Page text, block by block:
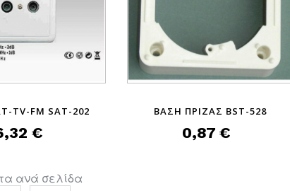
TV-FM SAT-202
€
ΒΑΣΗ ΠΡΙΖΑΣ BST-528
0,87 €
ανά σελίδα